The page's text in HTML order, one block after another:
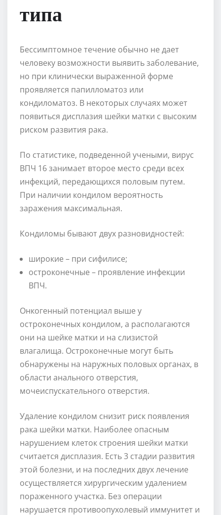
типа
Бессимптомное течение обычно не дает
человеку возможности выявить заболевание,
но при клинически выраженной форме
проявляется папилломатоз или
кондиломатоз. В некоторых случаях может
появиться дисплазия шейки матки с высоким
риском развития рака.
По статистике, подведенной учеными, вирус
ВПЧ 16 занимает второе место среди всех
инфекций, передающихся половым путем.
При наличии кондилом вероятность
заражения максимальная.
Кондиломы бывают двух разновидностей:
широкие – при сифилисе;
остроконечные – проявление инфекции
ВПЧ.
Онкогенный потенциал выше у
остроконечных кондилом, а располагаются
они на шейке матки и на слизистой
влагалища. Остроконечные могут быть
обнаружены на наружных половых органах, в
области анального отверстия,
мочеиспускательного отверстия.
Удаление кондилом снизит риск появления
рака шейки матки. Наиболее опасным
нарушением клеток строения шейки матки
считается дисплазия. Есть 3 стадии развития
этой болезни, и на последних двух лечение
осуществляется хирургическим удалением
пораженного участка. Без операции
нарушается противоопухолевый иммунитет и